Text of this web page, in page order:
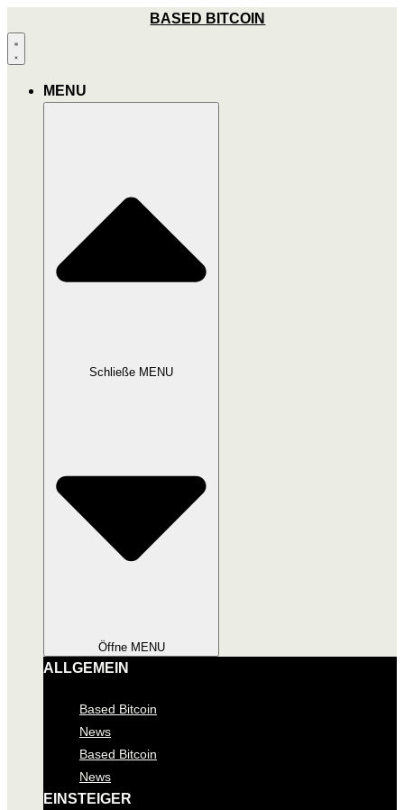
Inhalt
wechseln
BASED BITCOIN
MENU
Schließe MENU
Öffne MENU
ALLGEMEIN
Based Bitcoin
News
Based Bitcoin
News
EINSTEIGER